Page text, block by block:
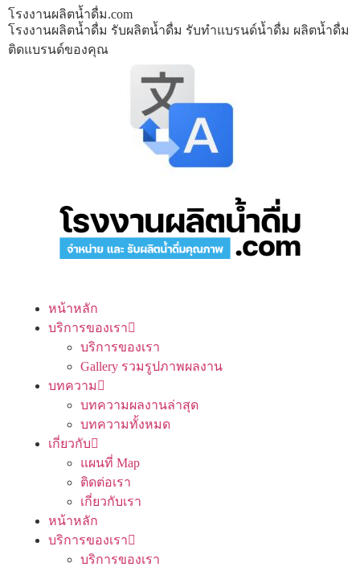
โรงงานผลิตน้ำดื่ม.com
โรงงานผลิตน้ำดื่ม รับผลิตน้ำดื่ม รับทำแบรนด์น้ำดื่ม ผลิตน้ำดื่ม
ติดแบรนด์ของคุณ
หน้าหลัก
บริการของเรา
บริการของเรา
Gallery รวมรูปภาพผลงาน
บทความ
บทความผลงานล่าสุด
บทความทั้งหมด
เกี่ยวกับ
แผนที่ Map
ติดต่อเรา
เกี่ยวกับเรา
หน้าหลัก
บริการของเรา
บริการของเรา